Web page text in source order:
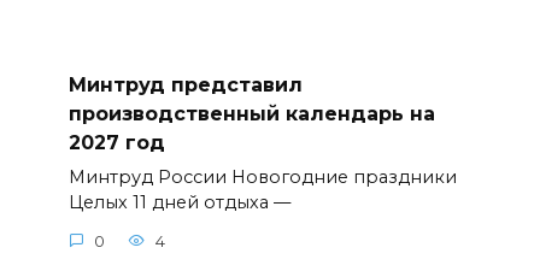
Минтруд представил
производственный календарь на
2027 год
Минтруд России Новогодние праздники
Целых 11 дней отдыха —
0 4